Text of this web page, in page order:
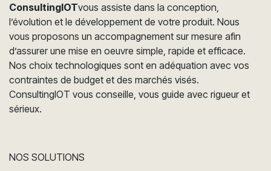
ConsultingIOTvous assiste dans la conception,
l’évolution et le développement de votre produit. Nous
vous proposons un accompagnement sur mesure afin
d’assurer une mise en oeuvre simple, rapide et efficace.
Nos choix technologiques sont en adéquation avec vos
contraintes de budget et des marchés visés.
ConsultingIOT vous conseille, vous guide avec rigueur et
sérieux.
NOS SOLUTIONS